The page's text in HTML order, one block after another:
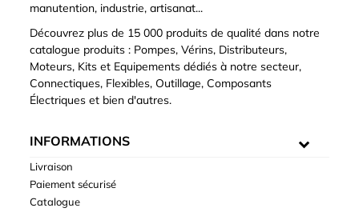
manutention, industrie, artisanat...
Découvrez plus de 15 000 produits de qualité dans notre
catalogue produits : Pompes, Vérins, Distributeurs,
Moteurs, Kits et Equipements dédiés à notre secteur,
Connectiques, Flexibles, Outillage, Composants
Électriques et bien d'autres.
INFORMATIONS
Livraison
Paiement sécurisé
Catalogue